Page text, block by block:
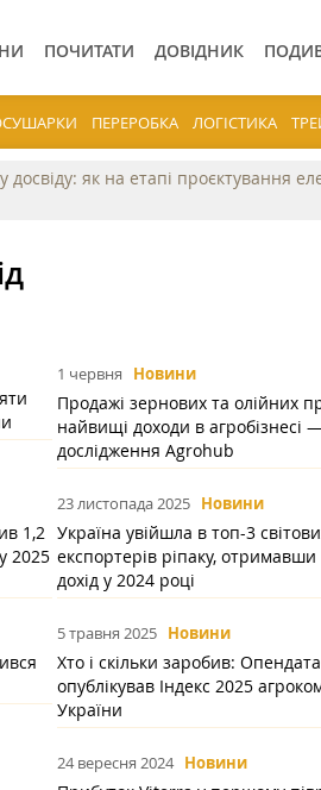
ПОЧИТАТИ ДОВІДНИК
ПЕРЕРОБКА ЛОГІСТИКА
досвіду: як на етапі проєктування
1 червня Новини
Продажі зернових та олійних
найвищі доходи в агробізнесі
дослідження Agrohub
1,2
2025
23 листопада 2025 Новини
Україна увійшла в топ-3
експортерів ріпаку,
дохід у 2024 році
5 травня 2025 Новини
Хто і скільки заробив:
опублікував Індекс 2025
України
24 вересня 2024 Новини